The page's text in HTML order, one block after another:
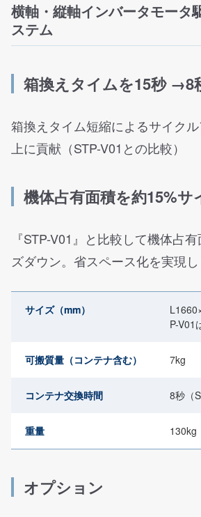
横軸・縦軸インバータモータ
ステム
箱換えタイムを15秒 →8
箱換えタイム短縮によるサイク
上に貢献（STP-V01との比較）
機体占有面積を約15%サ
『STP-V01』と比較して機体占
ズダウン。省スペース化を実現し
サイズ（mm）
P-V01
可搬質量（コンテナ含む） 7kg
コンテナ交換時間 8秒（
重量 130kg
オプション